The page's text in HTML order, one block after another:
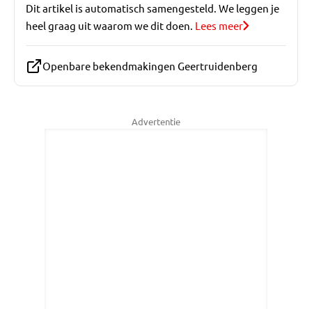
Dit artikel is automatisch samengesteld. We leggen je
heel graag uit waarom we dit doen. Lees meer
Openbare bekendmakingen Geertruidenberg
Advertentie